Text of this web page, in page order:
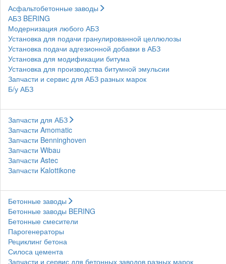
Асфальтобетонные заводы
АБЗ BERING
Модернизация любого АБЗ
Установка для подачи гранулированной целлюлозы
Установка подачи адгезионной добавки в АБЗ
Установка для модификации битума
Установка для производства битумной эмульсии
Запчасти и сервис для АБЗ разных марок
Б/у АБЗ
Запчасти для АБЗ
Запчасти Amomatic
Запчасти Benninghoven
Запчасти Wibau
Запчасти Astec
Запчасти Kalottikone
Бетонные заводы
Бетонные заводы BERING
Бетонные смесители
Парогенераторы
Рециклинг бетона
Силоса цемента
Запчасти и сервис для бетонных заводов разных марок